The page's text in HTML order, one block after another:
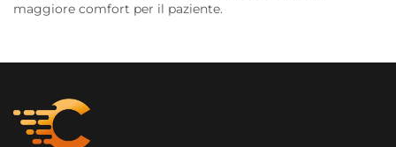
maggiore comfort per il paziente.